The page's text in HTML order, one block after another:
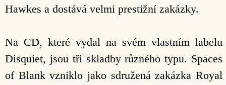
Hawkes a dostává velmi prestižní zakázky.
Na CD, které vydal na svém vlastním labelu
Disquiet, jsou tři skladby různého typu. Spaces
of Blank vzniklo jako sdružená zakázka Royal